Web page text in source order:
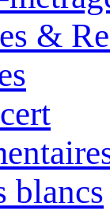
&
blancs